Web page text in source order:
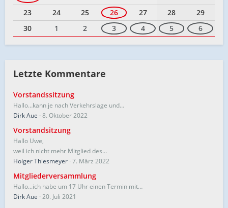
23
24 25 26 27 28
29
30
1 2 3 4 5 6
Letzte Kommentare
Vorstandssitzung
Hallo…kann je nach Verkehrslage und…
Dirk Aue 8. Oktober 2022
Vorstandsitzung
Hallo Uwe,
weil ich nicht mehr Mitglied des…
Holger Thiesmeyer 7. März 2022
Mitgliederversammlung
Hallo...ich habe um 17 Uhr einen Termin mit…
Dirk Aue 20. Juli 2021